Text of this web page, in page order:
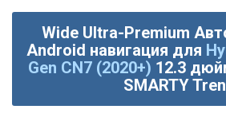
Wide Ultra-Premium
Android навигация для
Gen CN7 (2020+) 12.3
SMARTY